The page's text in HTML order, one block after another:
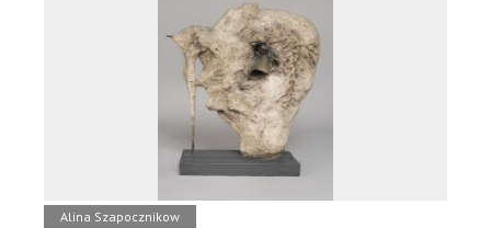
Alina Szapocznikow